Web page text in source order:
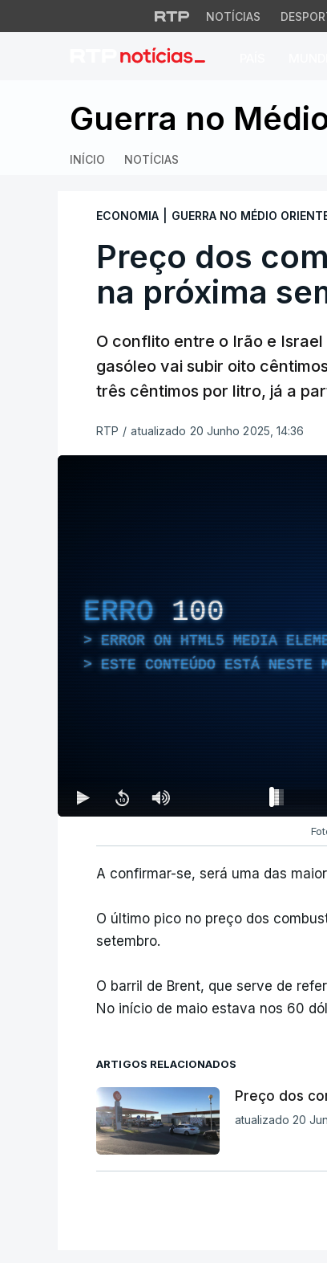
NOTÍCIAS
Preço dos
Guerra no
INÍCIO NOTÍCIAS
ECONOMIA GUERRA NO MÉDIO
Preço dos
na próxima
O conflito entre o Irão e
gasóleo vai subir oito
três cêntimos por litro, já a
RTP / atualizado 20 Junho 2025, 14:36
ERRO 100
ERROR ON HTML5 MEDIA
ESTE CONTEÚDO ESTÁ NESTE
A confirmar-se, será uma das
O último pico no preço dos
setembro.
O barril de Brent, que serve de
No início de maio estava nos 60
ARTIGOS RELACIONADOS
Preço dos
atualizado 20